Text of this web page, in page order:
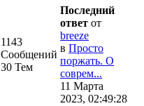
1143
Сообщений
30 Тем
Последний
ответ от
breeze
в Просто
поржать. О
соврем...
11 Марта
2023, 02:49:28